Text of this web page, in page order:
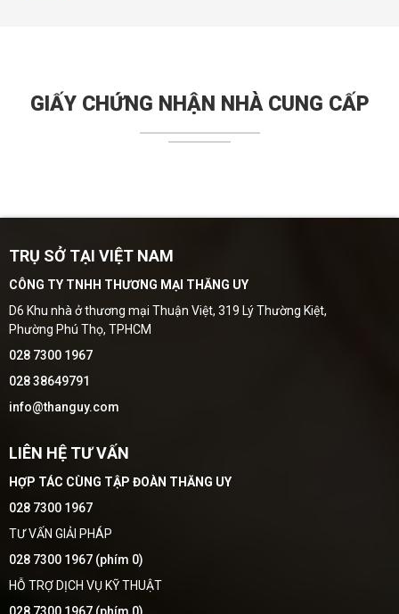
GIẤY CHỨNG NHẬN NHÀ CUNG CẤP
TRỤ SỞ TẠI VIỆT NAM
CÔNG TY TNHH THƯƠNG MẠI THĂNG UY
D6 Khu nhà ở thương mại Thuận Việt, 319 Lý Thường Kiệt,
Phường Phú Thọ, TPHCM
028 7300 1967
028 38649791
info@thanguy.com
LIÊN HỆ TƯ VẤN
HỢP TÁC CÙNG TẬP ĐOÀN THĂNG UY
028 7300 1967
TƯ VẤN GIẢI PHÁP
028 7300 1967 (phím 0)
HỖ TRỢ DỊCH VỤ KỸ THUẬT